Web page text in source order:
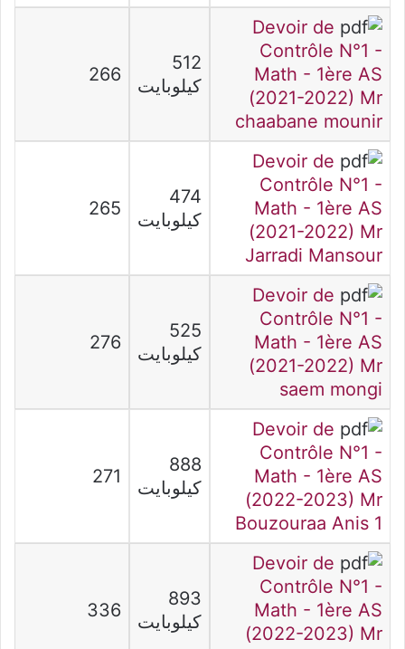
Devoir de
Contrôle N°1 -
Math - 1ère AS
(2021-2022) Mr
chaabane mounir
512
كيلوبايت
266
Devoir de
Contrôle N°1 -
Math - 1ère AS
(2021-2022) Mr
Jarradi Mansour
474
كيلوبايت
265
Devoir de
Contrôle N°1 -
Math - 1ère AS
(2021-2022) Mr
saem mongi
525
كيلوبايت
276
Devoir de
Contrôle N°1 -
Math - 1ère AS
(2022-2023) Mr
Bouzouraa Anis 1
888
كيلوبايت
271
Devoir de
Contrôle N°1 -
Math - 1ère AS
(2022-2023) Mr
893
كيلوبايت
336